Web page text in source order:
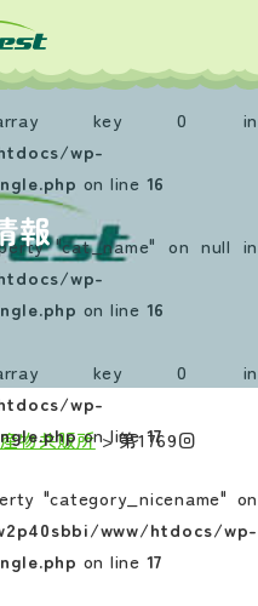
array key 0 in
wp-
on line 16
"cat_name" on null in
wp-
on line 16
array key 0 in
wp-
on line17
"category_nicename" on
www/htdocs/wp-
on line 17
報
物共販所>第1769回